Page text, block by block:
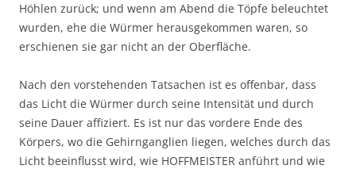
Höhlen zurück; und wenn am Abend die Töpfe beleuchtet
wurden, ehe die Würmer herausgekommen waren, so
erschienen sie gar nicht an der Oberfläche.
Nach den vorstehenden Tatsachen ist es offenbar, dass
das Licht die Würmer durch seine Intensität und durch
seine Dauer affiziert. Es ist nur das vordere Ende des
Körpers, wo die Gehirnganglien liegen, welches durch das
Licht beeinflusst wird, wie HOFFMEISTER anführt und wie